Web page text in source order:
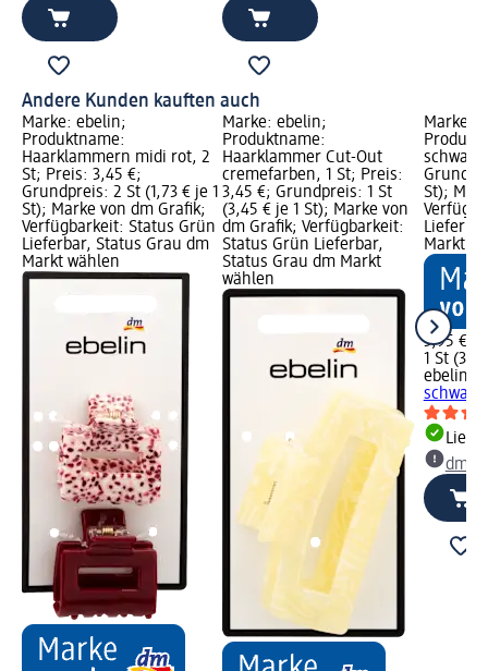
Andere Kunden kauften auch
Marke: ebelin;
Produktname:
Haarklammern midi rot, 2
St; Preis: 3,45 €;
Grundpreis: 2 St (1,73 € je 1
St); Marke von dm Grafik;
Verfügbarkeit: Status Grün
Lieferbar, Status Grau dm
Markt wählen
Marke: ebelin;
Produktname:
Haarklammer Cut-Out
cremefarben, 1 St; Preis:
3,45 €; Grundpreis: 1 St
(3,45 € je 1 St); Marke von
dm Grafik; Verfügbarkeit:
Status Grün Lieferbar,
Status Grau dm Markt
wählen
Marke:
St);
Markt
3,95 €
1 St
ebelin
dm